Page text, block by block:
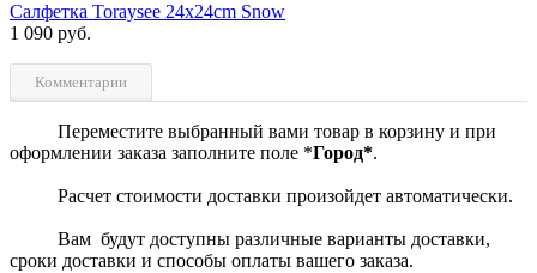
Салфетка Toraysee 24x24cm Snow
1 090 руб.
Комментарии
Переместите выбранный вами товар в корзину и при
оформлении заказа заполните поле *Город*.
Расчет стоимости доставки произойдет автоматически.
Вам будут доступны различные варианты доставки,
сроки доставки и способы оплаты вашего заказа.